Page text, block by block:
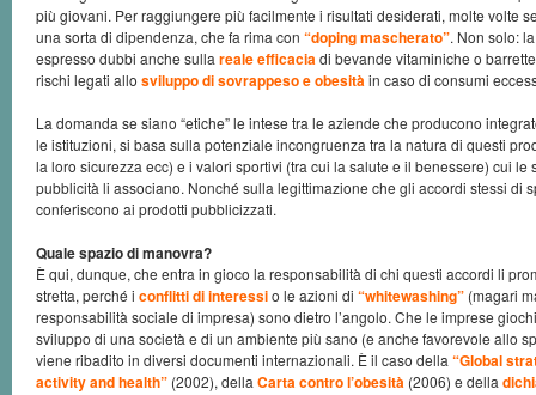
più giovani. Per raggiungere più facilmente i risultati desiderati, molte volte
una sorta di dipendenza, che fa rima con “doping mascherato”. Non solo:
espresso dubbi anche sulla reale efficaciadi bevande vitaminiche o
rischi legati allo sviluppo di sovrappeso e obesitàin caso di consumi
La domanda se siano “etiche” le intese tra le aziende che producono
le istituzioni, si basa sulla potenziale incongruenza tra la natura di questi
la loro sicurezza ecc) e i valori sportivi (tra cui la salute e il benessere) cui le
pubblicità li associano. Nonché sulla legittimazione che gli accordi stessi di
conferiscono ai prodotti pubblicizzati.
Quale spazio di manovra?
È qui, dunque, che entra in gioco la responsabilità di chi questi accordi li
stretta, perché i conflitti di interessio le azioni di “whitewashing” (magari
responsabilità sociale di impresa) sono dietro l’angolo. Che le imprese
sviluppo di una società e di un ambiente più sano (e anche favorevole allo
viene ribadito in diversi documenti internazionali. È il caso della “Global
activity and health” (2002), della Carta contro l’obesità (2006) e della